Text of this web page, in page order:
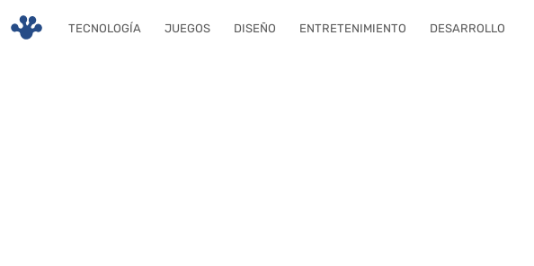
TECNOLOGÍA JUEGOS DISEÑO ENTRETENIMIENTO DESARROLLO